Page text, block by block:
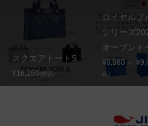
スクエアトートS
¥16,280(税込)
ロイヤルブ
シリーズ
オープント
¥8,360 ～
込)